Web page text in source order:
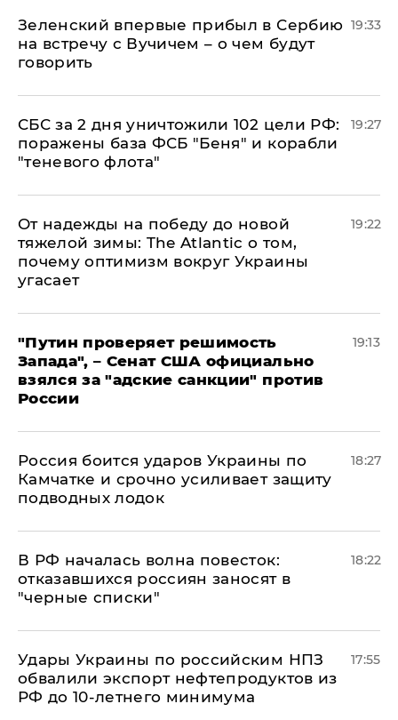
Зеленский впервые прибыл в Сербию
на встречу с Вучичем – о чем будут
говорить
19:33
СБС за 2 дня уничтожили 102 цели РФ:
поражены база ФСБ "Беня" и корабли
"теневого флота"
19:27
От надежды на победу до новой
тяжелой зимы: The Atlantic о том,
почему оптимизм вокруг Украины
угасает
19:22
"Путин проверяет решимость
Запада", – Сенат США официально
взялся за "адские санкции" против
России
19:13
Россия боится ударов Украины по
Камчатке и срочно усиливает защиту
подводных лодок
18:27
​В РФ началась волна повесток:
отказавшихся россиян заносят в
"черные списки"
18:22
Удары Украины по российским НПЗ
обвалили экспорт нефтепродуктов из
РФ до 10-летнего минимума
17:55